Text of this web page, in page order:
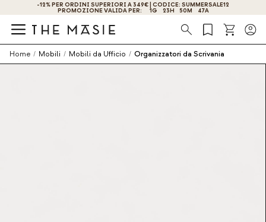
-12% PER ORDINI SUPERIORI A 349€ | CODICE: SUMMERSALE12
PROMOZIONE VALIDA PER: 1G 23H 50M 47A
Ricerca
Home / Mobili / Mobili da Ufficio / Organizzatori da Scrivania